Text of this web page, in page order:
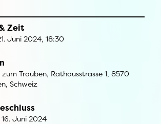
Zeit
Juni 2024, 18:30
Trauben, Rathausstrasse 1, 8570
Schweiz
Juni 2024